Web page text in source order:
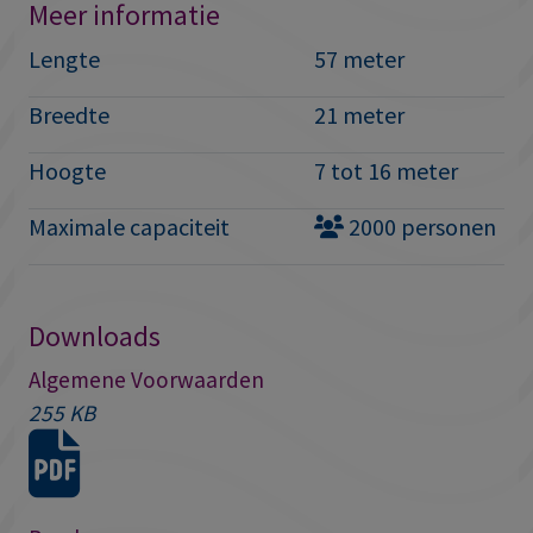
Meer informatie
Lengte
57 meter
Breedte
21 meter
Hoogte
7 tot 16 meter
Maximale capaciteit
2000 personen
Downloads
Algemene Voorwaarden
255 KB